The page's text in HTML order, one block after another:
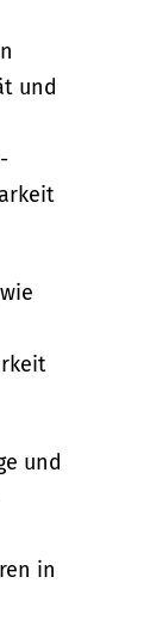
und
und
in